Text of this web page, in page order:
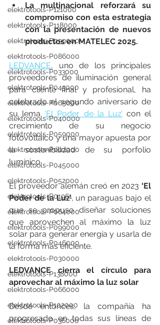
elektrotools-P121000
elektrotools-P118000
elektrotools-P059000
elektrotools-P086000
elektrotools-P033000
elektrotools-P043000
elektrotools-P065000
elektrotools-P040000
elektrotools-P059000
elektrotools-P002000
elektrotools-P045000
elektrotools-P052000
elektrotools-P01961
elektrotools-P064000
elektrotools-P099000
elektrotools-P046000
elektrotools-P030000
elektrotools-P138000
elektrotools-P066000
elektrotools-P102000
elektrotools-P036000
La multinacional reforzará su
compromiso con esta estrategia
con la presentación de nuevos
productos en MATELEC 2025.
LEDVANCE, uno de los principales
proveedores de iluminación general
para cliente final y profesional, ha
celebrado el segundo aniversario de
su lema ‘El Poder de la Luz’ con el
crecimiento de su negocio
fotovoltaico y una mayor apuesta por
la sostenibilidad de su porfolio
lumínico.
El proveedor alemán creó en 2023 ‘El
Poder de la Luz’, un paraguas bajo el
que se propuso diseñar soluciones
que aprovechen al máximo la luz
solar para generar energía y usarla de
la forma más eficiente.
LEDVANCE cierra el círculo para
aprovechar al máximo la luz solar
Desde entonces, la compañía ha
progresado en todas sus líneas de